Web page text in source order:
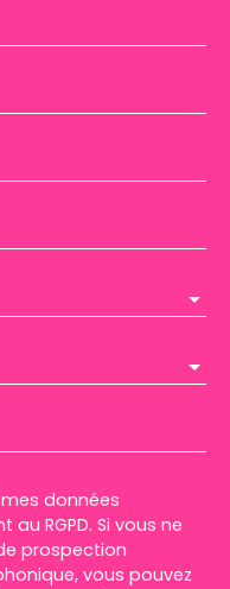
données
RGPD. Si vous ne
prospection
vous pouvez